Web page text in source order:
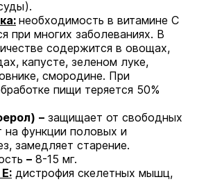
необходимость в витамине С
при многих заболеваниях. В
содержится в овощах,
капусте, зеленом луке,
смородине. При
пищи теряется 50%
– защищает от свободных
на функции половых и
замедляет старение.
– 8-15 мг.
дистрофия скелетных мышц,